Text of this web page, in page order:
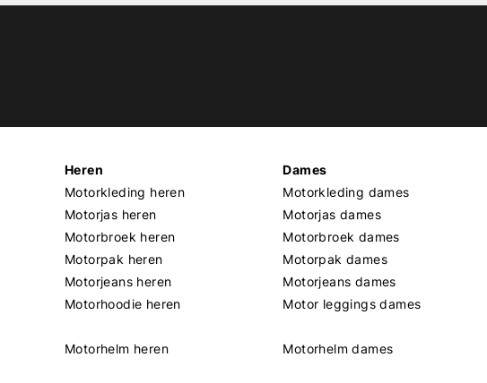
Heren
Motorkleding heren
Motorjas heren
Motorbroek heren
Motorpak heren
Motorjeans heren
Motorhoodie heren
Motorhelm heren
Dames
Motorkleding dames
Motorjas dames
Motorbroek dames
Motorpak dames
Motorjeans dames
Motor leggings dames
Motorhelm dames